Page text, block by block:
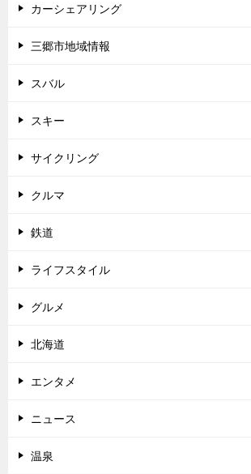
カーシェアリング
三郷市地域情報
スバル
スキー
サイクリング
クルマ
鉄道
ライフスタイル
グルメ
北海道
エンタメ
ニュース
温泉